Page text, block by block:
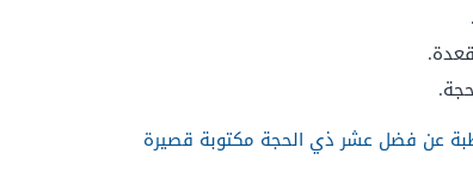
عن فضل عشر ذي الحجة مكتوبة قصيرة